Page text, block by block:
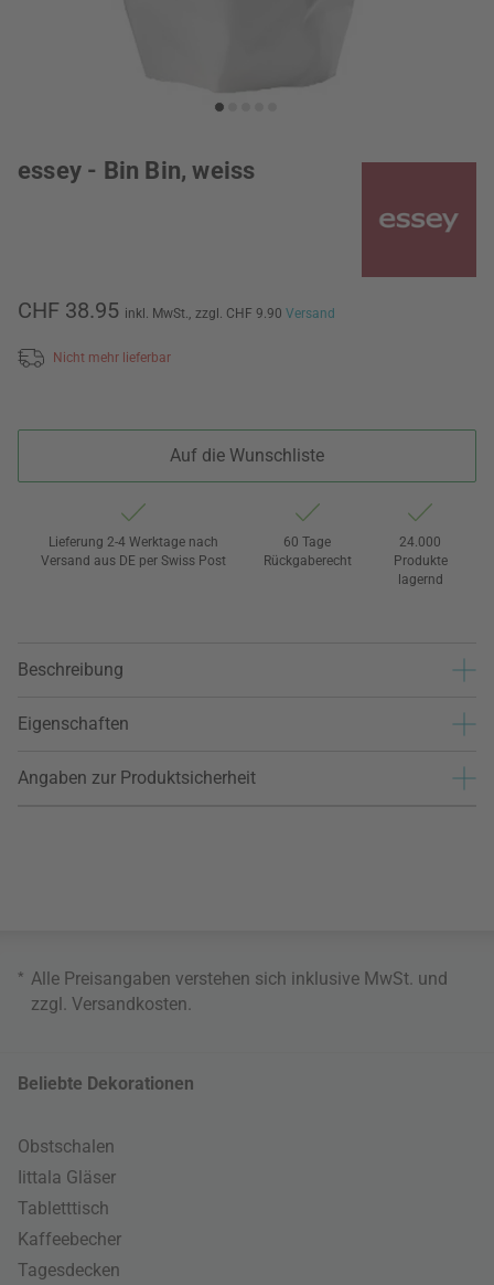
essey - Bin Bin, weiss
CHF 38.95 inkl. MwSt., zzgl. CHF 9.90 Versand
Nicht mehr lieferbar
Auf die Wunschliste
Lieferung 2-4 Werktage nach
Versand aus DE per Swiss Post
60 Tage
Rückgaberecht
24.000
Produkte
lagernd
Beschreibung
Eigenschaften
Angaben zur Produktsicherheit
* Alle Preisangaben verstehen sich inklusive MwSt. und
zzgl. Versandkosten
Beliebte Dekorationen
Obstschalen
Iittala Gläser
Tabletttisch
Kaffeebecher
Tagesdecken